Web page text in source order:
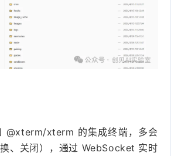
xterm 的集成终端，多会
、关闭），通过 WebSocket 实时